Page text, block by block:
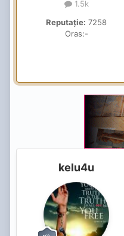
1.5k
Reputație: 7258
Oras:-
kelu4u